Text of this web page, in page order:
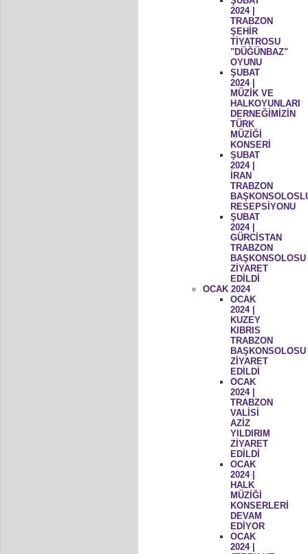
2024 |
TRABZON
ŞEHİR
TİYATROSU
"DÜĞÜNBAZ"
OYUNU
ŞUBAT
2024 |
MÜZİK VE
HALKOYUNLARI
DERNEĞİMİZİN
TÜRK
MÜZİĞİ
KONSERİ
ŞUBAT
2024 |
İRAN
TRABZON
RESEPSİYONU
ŞUBAT
2024 |
GÜRCİSTAN
TRABZON
BAŞKONSOLOSU
ZİYARET
EDİLDİ
OCAK 2024
OCAK
2024 |
KUZEY
KIBRIS
TRABZON
BAŞKONSOLOSU
ZİYARET
EDİLDİ
OCAK
2024 |
TRABZON
VALİSİ
AZİZ
YILDIRIM
ZİYARET
EDİLDİ
OCAK
2024 |
HALK
MÜZİĞİ
KONSERLERİ
DEVAM
EDİYOR
OCAK
2024 |